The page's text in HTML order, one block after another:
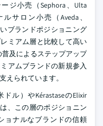
ジ小売（Sephora、Ulta
サロン小売（Aveda、
いブランドポジショニング
ミアム層と比較して高い
普及によるステップアップ
アムブランドの新規参入
えられています。
ドル）やKérastaseのElixir
、この層のポジショニン
ョナルなブランドの信頼